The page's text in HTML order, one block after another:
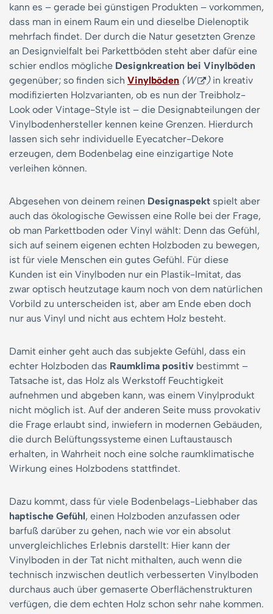
kann es – gerade bei günstigen Produkten – vorkommen,
dass man in einem Raum ein und dieselbe Dielenoptik
mehrfach findet. Der durch die Natur gesetzten Grenze
an Designvielfalt bei Parkettböden steht aber dafür eine
schier endlos mögliche Designkreation bei Vinylböden
gegenüber; so finden sich Vinylböden (W )in kreativ
modifizierten Holzvarianten, ob es nun der Treibholz-
Look oder Vintage-Style ist – die Designabteilungen der
Vinylbodenhersteller kennen keine Grenzen. Hierdurch
lassen sich sehr individuelle Eyecatcher-Dekore
erzeugen, dem Bodenbelag eine einzigartige Note
verleihen können.
Abgesehen von deinem reinen Designaspekt spielt aber
auch das ökologische Gewissen eine Rolle bei der Frage,
ob man Parkettboden oder Vinyl wählt: Denn das Gefühl,
sich auf seinem eigenen echten Holzboden zu bewegen,
ist für viele Menschen ein gutes Gefühl. Für diese
Kunden ist ein Vinylboden nur ein Plastik-Imitat, das
zwar optisch heutzutage kaum noch von dem natürlichen
Vorbild zu unterscheiden ist, aber am Ende eben doch
nur aus Vinyl und nicht aus echtem Holz besteht.
Damit einher geht auch das subjekte Gefühl, dass ein
echter Holzboden das Raumklima positiv bestimmt –
Tatsache ist, das Holz als Werkstoff Feuchtigkeit
aufnehmen und abgeben kann, was einem Vinylprodukt
nicht möglich ist. Auf der anderen Seite muss provokativ
die Frage erlaubt sind, inwiefern in modernen Gebäuden,
die durch Belüftungssysteme einen Luftaustausch
erhalten, in Wahrheit noch eine solche raumklimatische
Wirkung eines Holzbodens stattfindet.
Dazu kommt, dass für viele Bodenbelags-Liebhaber das
haptische Gefühl, einen Holzboden anzufassen oder
barfuß darüber zu gehen, nach wie vor ein absolut
unvergleichliches Erlebnis darstellt: Hier kann der
Vinylboden in der Tat nicht mithalten, auch wenn die
technisch inzwischen deutlich verbesserten Vinylboden
durchaus auch über gemaserte Oberflächenstrukturen
verfügen, die dem echten Holz schon sehr nahe kommen.